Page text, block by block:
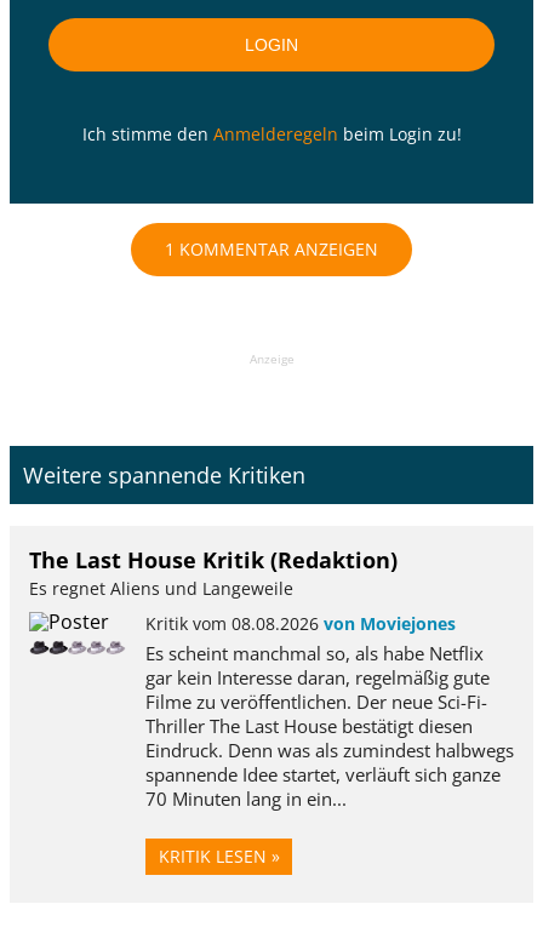
Ich stimme den Anmelderegeln beim Login zu!
1 KOMMENTAR ANZEIGEN
Anzeige
Weitere spannende Kritiken
The Last House Kritik (Redaktion)
Es regnet Aliens und Langeweile
Kritik vom 08.08.2026 von Moviejones
Es scheint manchmal so, als habe Netflix
gar kein Interesse daran, regelmäßig gute
Filme zu veröffentlichen. Der neue Sci-Fi-
Thriller The Last House bestätigt diesen
Eindruck. Denn was als zumindest halbwegs
spannende Idee startet, verläuft sich ganze
70 Minuten lang in ein...
KRITIK LESEN »